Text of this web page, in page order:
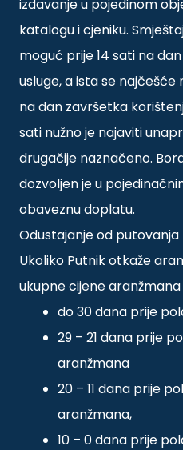
izdavanje u pojedinom
katalogu i cjeniku.
moguć prije 14 sati na
usluge, a ista se
na dan završetka
sati nužno je najaviti
drugačije naznačeno.
dozvoljen je u
obaveznu doplatu.
Odustajanje od putovanja
Ukoliko Putnik otkaže
ukupne cijene aranžmana
do 30 dana prije
29 – 21 dana prije
aranžmana
20 – 11 dana prije
aranžmana,
10 – 0 dana prije